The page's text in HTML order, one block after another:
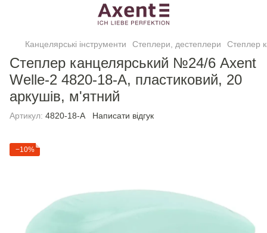
Канцелярські інструменти Степлери, дестеплери Степлер
Степлер канцелярський №24/6 Axent
Welle-2 4820-18-A, пластиковий, 20
аркушів, м'ятний
Артикул: 4820-18-A Написати відгук
−10%